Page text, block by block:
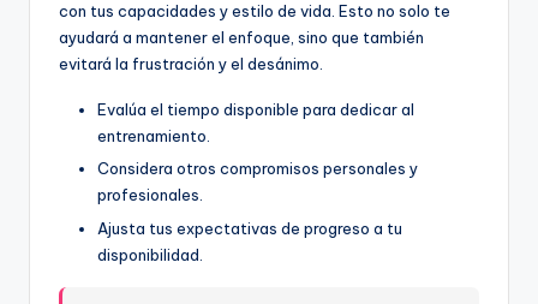
con tus capacidades y estilo de vida. Esto no solo te
ayudará a mantener el enfoque, sino que también
evitará la frustración y el desánimo.
Evalúa el tiempo disponible para dedicar al
entrenamiento.
Considera otros compromisos personales y
profesionales.
Ajusta tus expectativas de progreso a tu
disponibilidad.